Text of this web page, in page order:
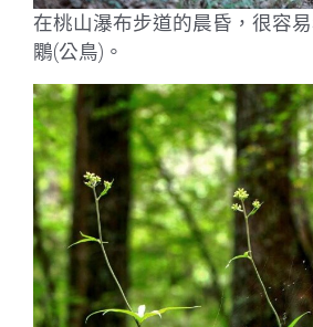
在桃山瀑布步道的晨昏，很容
鷴(公鳥)。